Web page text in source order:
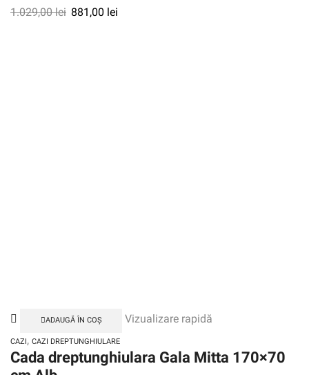
1.029,00lei 881,00 lei
ADAUGĂ ÎN COȘ Vizualizare rapidă
CAZI, CAZI DREPTUNGHIULARE
Cada dreptunghiulara Gala Mitta 170×70